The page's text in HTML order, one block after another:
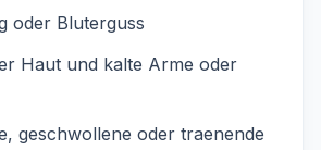
oder Bluterguss
Haut und kalte Arme oder
geschwollene oder traenende